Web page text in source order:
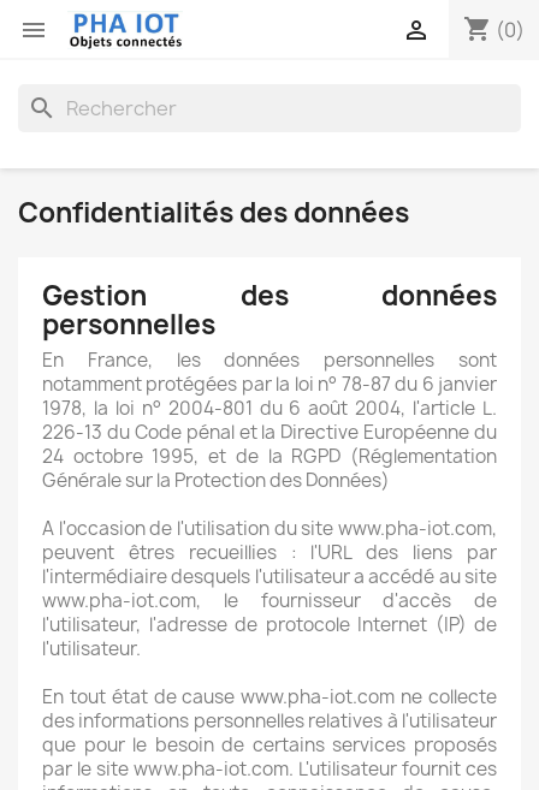
 shopping_cart (0)

search
Confidentialités des données
Gestion des données
personnelles
En France, les données personnelles sont
notamment protégées par la loi n° 78-87 du 6 janvier
1978, la loi n° 2004-801 du 6 août 2004, l'article L.
226-13 du Code pénal et la Directive Européenne du
24 octobre 1995, et de la RGPD (Réglementation
Générale sur la Protection des Données)
A l'occasion de l'utilisation du site www.pha-iot.com,
peuvent êtres recueillies : l'URL des liens par
l'intermédiaire desquels l'utilisateur a accédé au site
www.pha-iot.com, le fournisseur d'accès de
l'utilisateur, l'adresse de protocole Internet (IP) de
l'utilisateur.
En tout état de cause www.pha-iot.com ne collecte
des informations personnelles relatives à l'utilisateur
que pour le besoin de certains services proposés
par le site www.pha-iot.com. L'utilisateur fournit ces